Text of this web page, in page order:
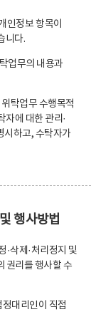
정보 항목이
니다.
업무의 내용과
탁업무 수행목적
자에 대한 관리·
시하고, 수탁자가
행사방법
·삭제·처리정지 및
권리를 행사할 수
대리인이 직접